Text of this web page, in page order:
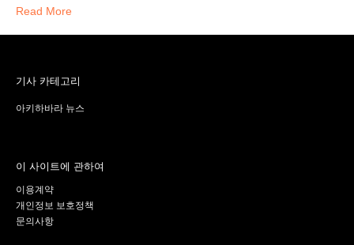
Read More
기사 카테고리
아키하바라 뉴스
이 사이트에 관하여
이용계약
개인정보 보호정책
문의사항